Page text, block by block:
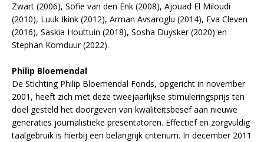
Zwart (2006), Sofie van den Enk (2008), Ajouad El Miloudi
(2010), Luuk Ikink (2012), Arman Avsaroglu (2014), Eva Cleven
(2016), Saskia Houttuin (2018), Sosha Duysker (2020) en
Stephan Komduur (2022).
Philip Bloemendal
De Stichting Philip Bloemendal Fonds, opgericht in november
2001, heeft zich met deze tweejaarlijkse stimuleringsprijs ten
doel gesteld het doorgeven van kwaliteitsbesef aan nieuwe
generaties journalistieke presentatoren. Effectief en zorgvuldig
taalgebruik is hierbij een belangrijk criterium. In december 2011